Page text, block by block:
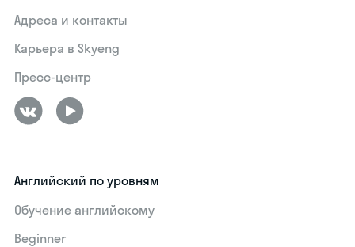
Адреса и контакты
Карьера в Skyeng
Пресс-центр
Английский по уровням
Обучение английскому
Beginner